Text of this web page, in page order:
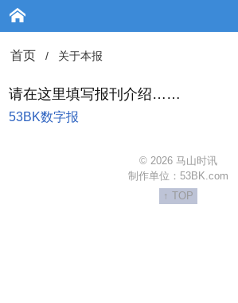
首页 / 关于本报
请在这里填写报刊介绍……
53BK数字报
© 2026 马山时讯
制作单位： 53BK.com
↑ TOP